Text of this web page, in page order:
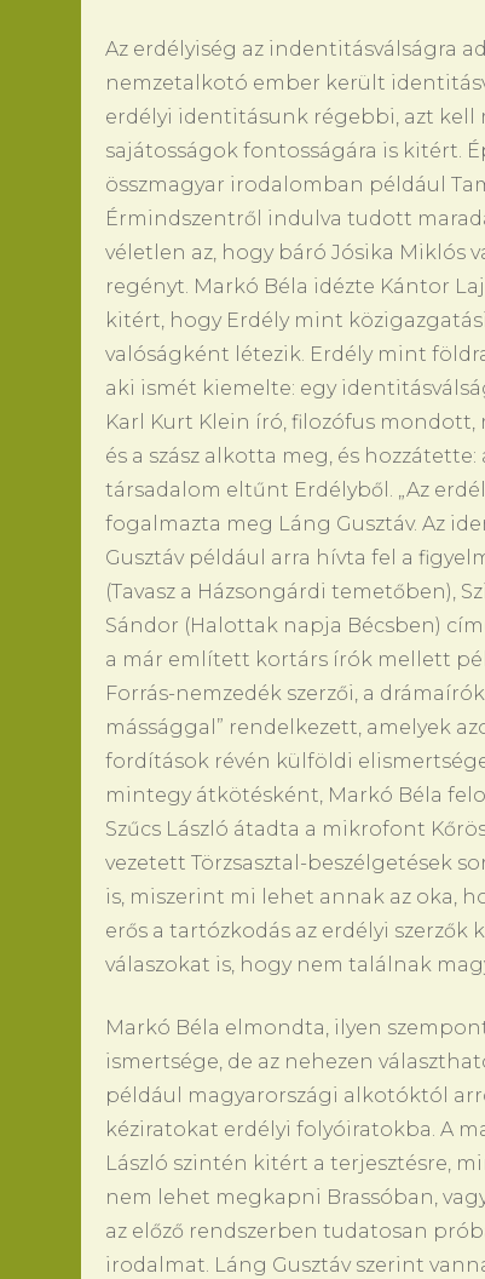
Az erdélyiség az indentitásválságra
nemzetalkotó ember került
erdélyi identitásunk régebbi, azt kell
sajátosságok fontosságára is kitért.
összmagyar irodalomban például
Érmindszentről indulva tudott
véletlen az, hogy báró Jósika Miklós
regényt. Markó Béla idézte Kántor
kitért, hogy Erdély mint
valóságként létezik. Erdély mint
aki ismét kiemelte: egy
Karl Kurt Klein író, filozófus
és a szász alkotta meg, és
társadalom eltűnt Erdélyből. „Az
fogalmazta meg Láng Gusztáv. Az
Gusztáv például arra hívta fel a
(Tavasz a Házsongárdi temetőben),
Sándor (Halottak napja Bécsben)
a már említett kortárs írók mellett
Forrás-nemzedék szerzői, a
mássággal” rendelkezett, amelyek
fordítások révén külföldi
mintegy átkötésként, Markó Béla
Szűcs László átadta a mikrofont
vezetett Törzsasztal-beszélgetések
is, miszerint mi lehet annak az oka,
erős a tartózkodás az erdélyi
válaszokat is, hogy nem találnak
Markó Béla elmondta, ilyen
ismertsége, de az nehezen
például magyarországi alkotóktól
kéziratokat erdélyi folyóiratokba. A
László szintén kitért a terjesztésre,
nem lehet megkapni Brassóban,
az előző rendszerben tudatosan
irodalmat. Láng Gusztáv szerint